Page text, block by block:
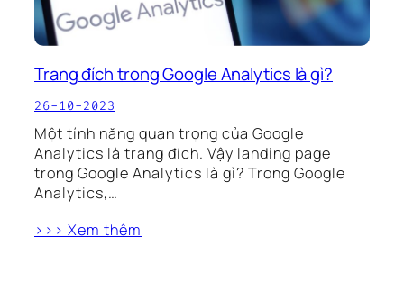
Trang đích trong Google Analytics là gì?
26-10-2023
Một tính năng quan trọng của Google
Analytics là trang đích. Vậy landing page
trong Google Analytics là gì? Trong Google
Analytics,…
>>> Xem thêm